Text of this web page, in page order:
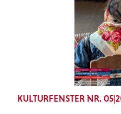
KULTURFENSTER NR.